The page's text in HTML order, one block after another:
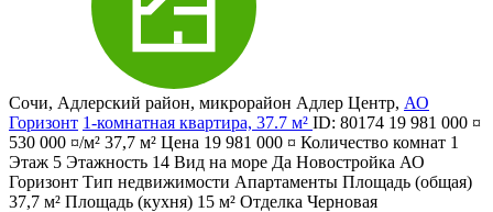
Сочи, Адлерский район, микрорайон Адлер Центр, АО
Горизонт 1-комнатная квартира, 37.7 м² ID: 80174 19 981 000 ¤
530 000 ¤/м² 37,7 м² Цена 19 981 000 ¤ Количество комнат 1
Этаж 5 Этажность 14 Вид на море Да Новостройка АО
Горизонт Тип недвижимости Апартаменты Площадь (общая)
37,7 м² Площадь (кухня) 15 м² Отделка Черновая